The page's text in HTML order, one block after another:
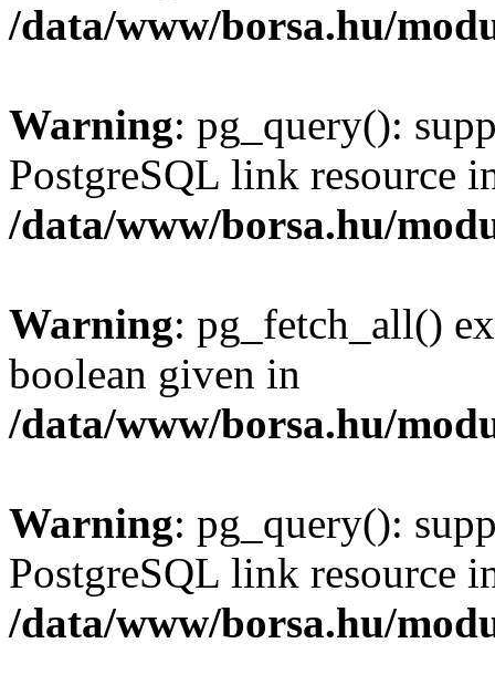
/data/www/borsa.hu/
Warning: pg_query():
PostgreSQL link resource
/data/www/borsa.hu/
Warning: pg_fetch_all()
boolean given in
/data/www/borsa.hu/
Warning: pg_query():
PostgreSQL link resource
/data/www/borsa.hu/